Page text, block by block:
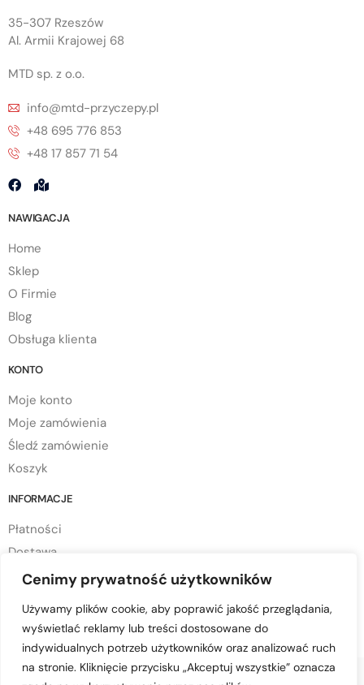
Cenimy prywatność użytkowników
Używamy plików cookie, aby poprawić jakość przeglądania,
wyświetlać reklamy lub treści dostosowane do
indywidualnych potrzeb użytkowników oraz analizować ruch
na stronie. Kliknięcie przycisku „Akceptuj wszystkie” oznacza
35-307 Rzeszów
Al. Armii Krajowej 68
MTD sp. z o.o.
info@mtd-przyczepy.pl
+48 695 776 853
+48 17 857 71 54
NAWIGACJA
Home
Sklep
O Firmie
Blog
Obsługa klienta
KONTO
Moje konto
Moje zamówienia
Śledź zamówienie
Koszyk
INFORMACJE
Płatności
Dostawa
Regulamin sklepu
Polityka cookies